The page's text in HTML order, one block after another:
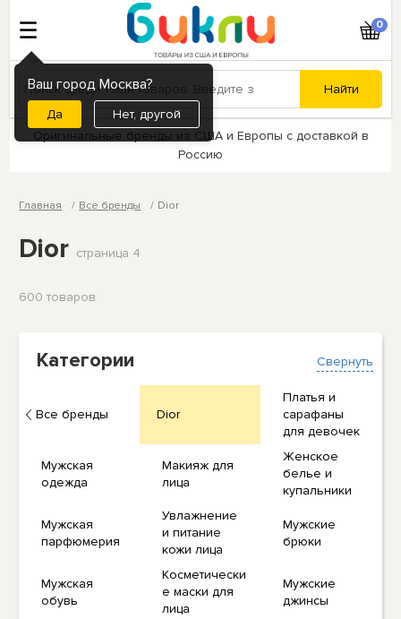
Ваш город Москва?
Нет, другой
0
Оригинальные бренды из США и Европы с доставкой в
Россию
Главная Все бренды Dior
Dior страница 4
600 товаров
Свернуть
Категории
Все бренды Dior
Платья и
сарафаны
для девочек
Мужская
одежда
Макияж для
лица
Женское
белье и
купальники
Мужская
парфюмерия
Увлажнение
и питание
кожи лица
Мужские
брюки
Мужская
обувь
Косметически
е маски для
лица
Мужские
джинсы